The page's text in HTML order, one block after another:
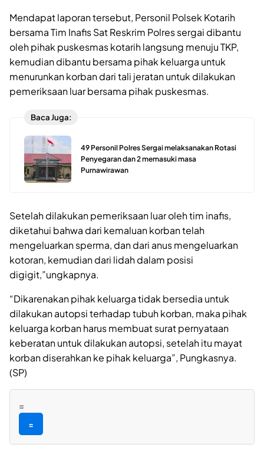
Mendapat laporan tersebut, Personil Polsek Kotarih
bersama Tim Inafis Sat Reskrim Polres sergai dibantu
oleh pihak puskesmas kotarih langsung menuju TKP,
kemudian dibantu bersama pihak keluarga untuk
menurunkan korban dari tali jeratan untuk dilakukan
pemeriksaan luar bersama pihak puskesmas.
Baca Juga:
49 Personil Polres Sergai melaksanakan Rotasi
Penyegaran dan 2 memasuki masa
Purnawirawan
Setelah dilakukan pemeriksaan luar oleh tim inafis,
diketahui bahwa dari kemaluan korban telah
mengeluarkan sperma, dan dari anus mengeluarkan
kotoran, kemudian dari lidah dalam posisi
digigit,”ungkapnya.
“Dikarenakan pihak keluarga tidak bersedia untuk
dilakukan autopsi terhadap tubuh korban, maka pihak
keluarga korban harus membuat surat pernyataan
keberatan untuk dilakukan autopsi, setelah itu mayat
korban diserahkan ke pihak keluarga”, Pungkasnya.
(SP)
=
=